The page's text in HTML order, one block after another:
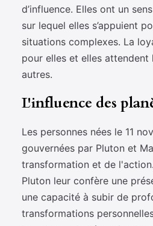
d’influence. Elles ont un
sur lequel elles s’appuient
situations complexes. La
pour elles et elles attendent
autres.
L'influence des
Les personnes nées le 11
gouvernées par Pluton et
transformation et de
Pluton leur confère une
une capacité à subir de
transformations